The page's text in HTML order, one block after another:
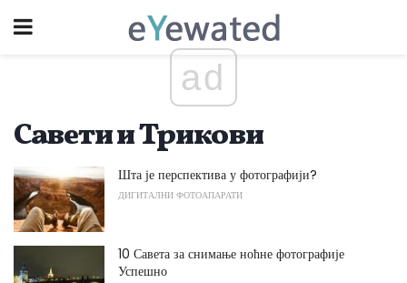
ad
Савети и Трикови
Шта је перспектива у фотографији?
ДИГИТАЛНИ ФОТОАПАРАТИ
10 Савета за снимање ноћне фотографије
Успешно